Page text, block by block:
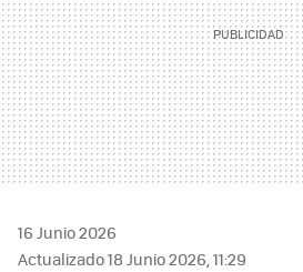
16 Junio 2026
Actualizado 18 Junio 2026, 11:29